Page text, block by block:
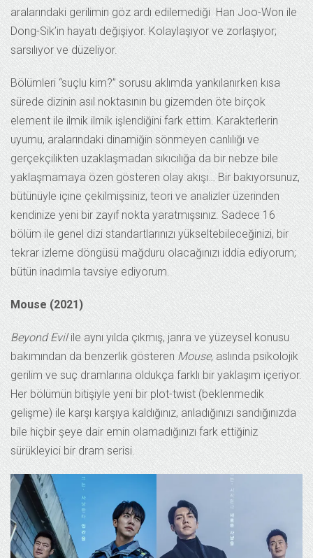
aralarındaki gerilimin göz ardı edilemediği Han Joo-Won ile
Dong-Sik’in hayatı değişiyor. Kolaylaşıyor ve zorlaşıyor;
sarsılıyor ve düzeliyor.
Bölümleri “suçlu kim?” sorusu aklımda yankılanırken kısa
sürede dizinin asıl noktasının bu gizemden öte birçok
element ile ilmik ilmik işlendiğini fark ettim. Karakterlerin
uyumu, aralarındaki dinamiğin sönmeyen canlılığı ve
gerçekçilikten uzaklaşmadan sıkıcılığa da bir nebze bile
yaklaşmamaya özen gösteren olay akışı… Bir bakıyorsunuz,
bütünüyle içine çekilmişsiniz, teori ve analizler üzerinden
kendinize yeni bir zayıf nokta yaratmışsınız. Sadece 16
bölüm ile genel dizi standartlarınızı yükseltebileceğinizi, bir
tekrar izleme döngüsü mağduru olacağınızı iddia ediyorum;
bütün inadımla tavsiye ediyorum.
Mouse (2021)
Beyond Evilile aynı yılda çıkmış, janra ve yüzeysel konusu
bakımından da benzerlik gösteren Mouse, aslında psikolojik
gerilim ve suç dramlarına oldukça farklı bir yaklaşım içeriyor.
Her bölümün bitişiyle yeni bir plot-twist (beklenmedik
gelişme) ile karşı karşıya kaldığınız, anladığınızı sandığınızda
bile hiçbir şeye dair emin olamadığınızı fark ettiğiniz
sürükleyici bir dram serisi.